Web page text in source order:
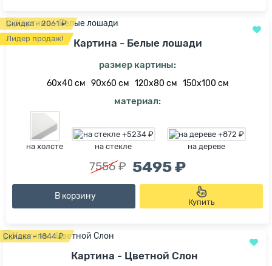
Скидка - 2061 ₽
Лидер продаж!
Картина - Белые лошади
размер картины:
60х40 см 90х60 см 120х80 см 150х100 см
материал:
на холсте на стекле на дереве
7556 ₽ 5495 ₽
В корзину
Купить
Скидка - 1844 ₽
Картина - Цветной Слон